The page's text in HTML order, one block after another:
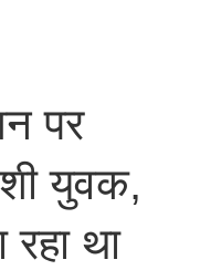
पर
युवक,
था